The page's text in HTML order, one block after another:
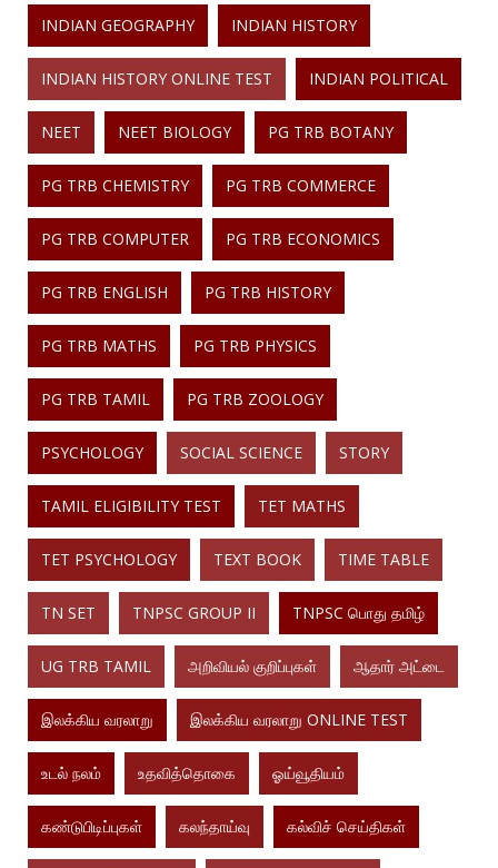
INDIAN GEOGRAPHY INDIAN HISTORY
INDIAN HISTORY ONLINE TEST INDIAN POLITICAL
NEET NEET BIOLOGY PG TRB BOTANY
PG TRB CHEMISTRY PG TRB COMMERCE
PG TRB COMPUTER PG TRB ECONOMICS
PG TRB ENGLISH PG TRB HISTORY
PG TRB MATHS PG TRB PHYSICS
PG TRB TAMIL PG TRB ZOOLOGY
PSYCHOLOGY SOCIAL SCIENCE STORY
TAMIL ELIGIBILITY TEST TET MATHS
TET PSYCHOLOGY TEXT BOOK TIME TABLE
TN SET TNPSC GROUP II TNPSC பொது தமிழ்
UG TRB TAMIL அறிவியல் குறிப்புகள் ஆதார் அட்டை
இலக்கிய வரலாறு இலக்கிய வரலாறு ONLINE TEST
உடல் நலம் உதவித்தொகை ஓய்வூதியம்
கண்டுபிடிப்புகள் கலந்தாய்வு கல்விச் செய்திகள்